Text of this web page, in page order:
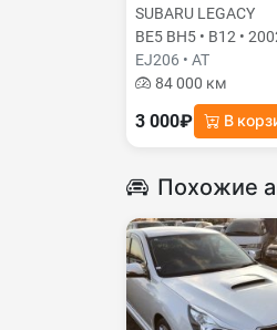
SUBARU LEGACY
BE5 BH5 • B12 •
EJ206 • AT
84 000 км
3 000₽ В
Похожие